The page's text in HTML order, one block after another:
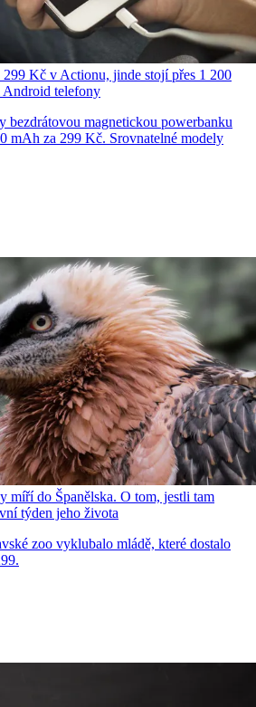
299 Kč v Actionu, jinde stojí přes 1 200
Android telefony
bezdrátovou magnetickou powerbanku
mAh za 299 Kč. Srovnatelné modely
míří do Španělska. O tom, jestli tam
týden jeho života
zoo vyklubalo mládě, které dostalo